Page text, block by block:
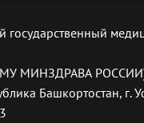
государственный
МИНЗДРАВА
Башкортостан, г.